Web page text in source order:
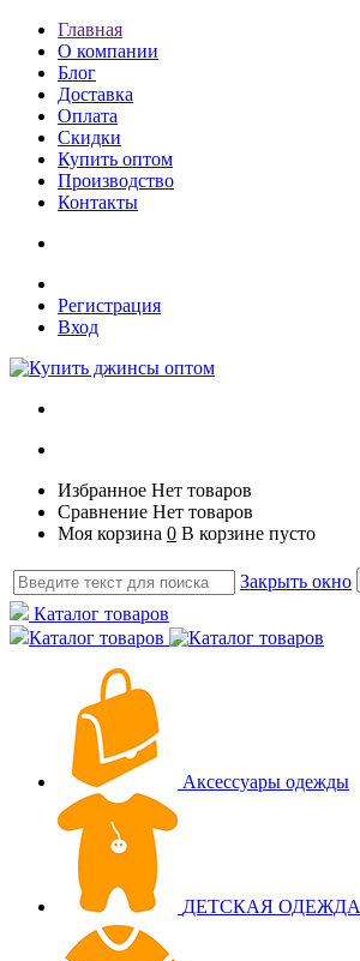
Главная
О компании
Блог
Доставка
Оплата
Скидки
Купить оптом
Производство
Контакты
Регистрация
Вход
Избранное Нет товаров
Сравнение Нет товаров
Моя корзина 0 В корзине пусто
Закрыть окно
Каталог товаров
Каталог товаров
Аксессуары одежды
ДЕТСКАЯ ОДЕЖДА